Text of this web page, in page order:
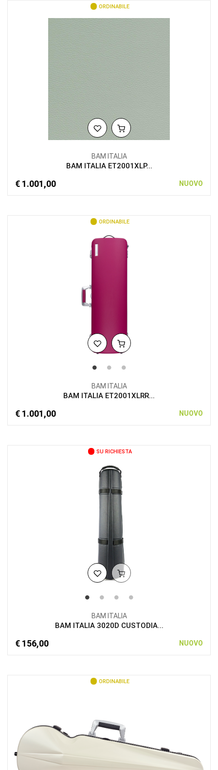
ORDINABILE
BAM ITALIA
BAM ITALIA ET2001XLP...
€ 1.001,00 NUOVO
ORDINABILE
BAM ITALIA
BAM ITALIA ET2001XLRR...
€ 1.001,00 NUOVO
SU RICHIESTA
BAM ITALIA
BAM ITALIA 3020D CUSTODIA...
€ 156,00 NUOVO
ORDINABILE